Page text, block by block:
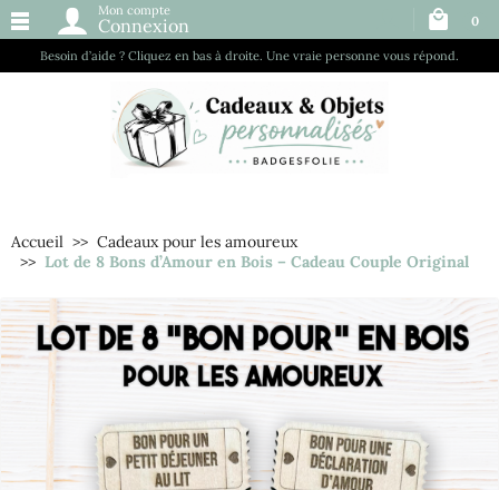
Besoin d’aide ? Cliquez en bas à droite. Une vraie personne vous répond.
Mon compte
Connexion 0
Accueil
Cadeaux pour les amoureux
Lot de 8 Bons d’Amour en Bois – Cadeau Couple Original